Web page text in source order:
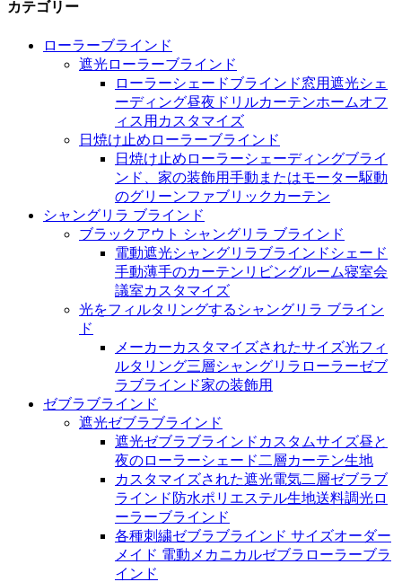
カテゴリー
ローラーブラインド
遮光ローラーブラインド
ローラーシェードブラインド窓用遮光シェ
ーディング昼夜ドリルカーテンホームオフ
ィス用カスタマイズ
日焼け止めローラーブラインド
日焼け止めローラーシェーディングブライ
ンド、家の装飾用手動またはモーター駆動
のグリーンファブリックカーテン
シャングリラ ブラインド
ブラックアウト シャングリラ ブラインド
電動遮光シャングリラブラインドシェード
手動薄手のカーテンリビングルーム寝室会
議室カスタマイズ
光をフィルタリングするシャングリラ ブライン
ド
メーカーカスタマイズされたサイズ光フィ
ルタリング三層シャングリラローラーゼブ
ラブラインド家の装飾用
ゼブラブラインド
遮光ゼブラブラインド
遮光ゼブラブラインドカスタムサイズ昼と
夜のローラーシェード二層カーテン生地
カスタマイズされた遮光電気二層ゼブラブ
ラインド防水ポリエステル生地送料調光ロ
ーラーブラインド
各種刺繍ゼブラブラインド サイズオーダー
メイド 電動メカニカルゼブラローラーブラ
インド